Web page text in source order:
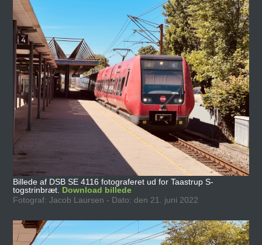
Billede af DSB SE 4116 fotograferet ud for Taastrup S-
togstrinbræt. Download billede
Fotograf: Jacob Laursen - Dato: den 21. juni 2022